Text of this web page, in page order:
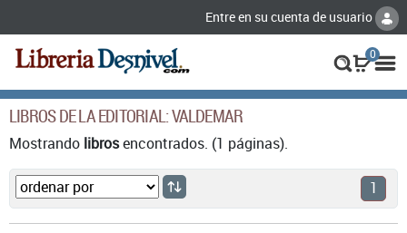
Entre en su cuenta de usuario
0
LIBROS DE LA EDITORIAL: VALDEMAR
Mostrando librosencontrados. (1 páginas).
1